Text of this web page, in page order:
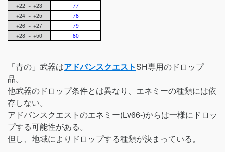
+22 ～ +23
77
+24 ～ +25
78
+26 ～ +27
79
+28 ～ +50
80
「青の」武器はアドバンスクエストSH専用のドロップ
品。
他武器のドロップ条件とは異なり、エネミーの種類には依
存しない。
アドバンスクエストのエネミー(Lv66-)からは一様にドロッ
プする可能性がある。
但し、地域によりドロップする種類が決まっている。